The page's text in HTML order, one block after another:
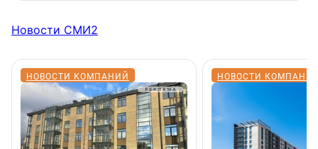
Новости СМИ2
НОВОСТИ КОМПАНИЙ НОВОСТИ